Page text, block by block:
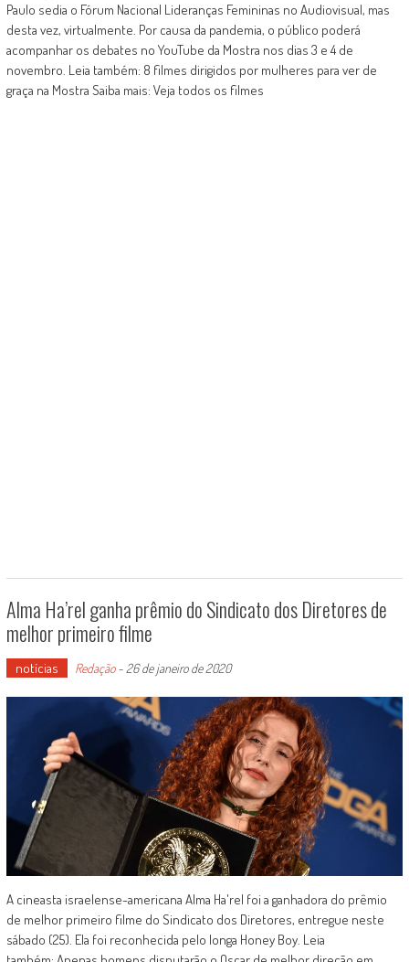
Paulo sedia o Fórum Nacional Lideranças Femininas no Audiovisual, mas
desta vez, virtualmente. Por causa da pandemia, o público poderá
acompanhar os debates no YouTube da Mostra nos dias 3 e 4 de
novembro. Leia também: 8 filmes dirigidos por mulheres para ver de
graça na Mostra Saiba mais: Veja todos os filmes
Alma Ha’rel ganha prêmio do Sindicato dos Diretores de
melhor primeiro filme
notícias Redação-26 de janeiro de 2020
A cineasta israelense-americana Alma Ha'rel foi a ganhadora do prêmio
de melhor primeiro filme do Sindicato dos Diretores, entregue neste
sábado (25). Ela foi reconhecida pelo longa Honey Boy. Leia